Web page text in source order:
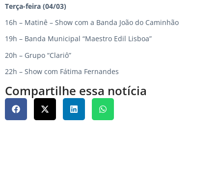
Terça-feira (04/03)
16h – Matinê – Show com a Banda João do Caminhão
19h – Banda Municipal “Maestro Edil Lisboa”
20h – Grupo “Clariô”
22h – Show com Fátima Fernandes
Compartilhe essa notícia